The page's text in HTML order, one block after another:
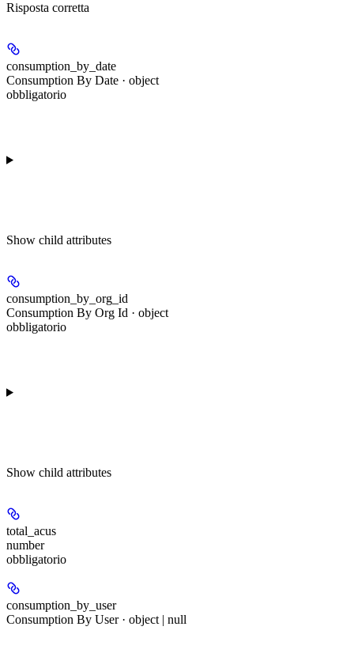
Risposta corretta
consumption_by_date
Consumption By Date · object
obbligatorio
Show child attributes
consumption_by_org_id
Consumption By Org Id · object
obbligatorio
Show child attributes
total_acus
number
obbligatorio
consumption_by_user
Consumption By User · object | null